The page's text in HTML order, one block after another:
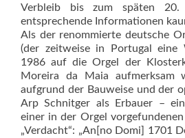
Verbleib bis zum späten 20.
entsprechende Informationen
Als der renommierte deutsche
(der zeitweise in Portugal eine
1986 auf die Orgel der
Moreira da Maia aufmerksam
aufgrund der Bauweise und der
Arp Schnitger als Erbauer –
einer in der Orgel
„Verdacht“: „An[no Domi] 1701